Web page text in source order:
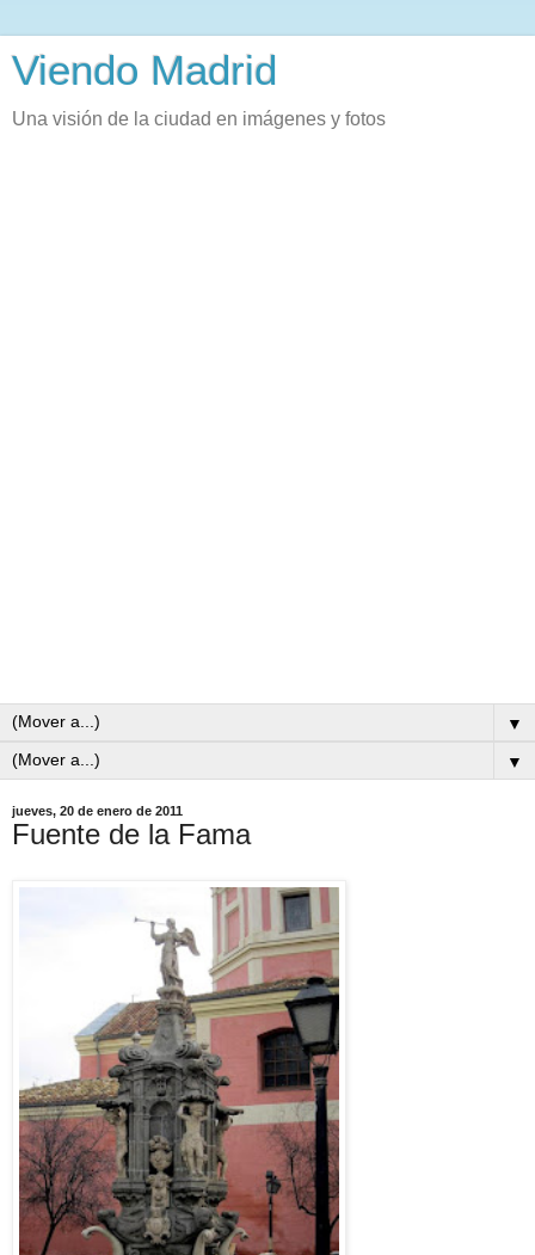
Viendo Madrid
Una visión de la ciudad en imágenes y fotos
▼
▼
jueves, 20 de enero de 2011
Fuente de la Fama